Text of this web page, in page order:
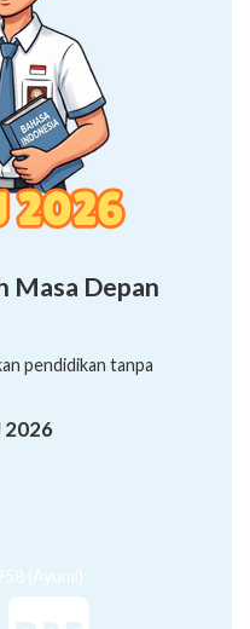
Masa Depan
pendidikan tanpa
2026
(Ayumi)